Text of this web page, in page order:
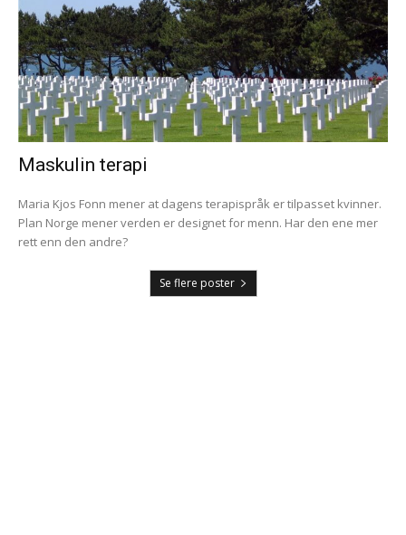
Maskulin terapi
Maria Kjos Fonn mener at dagens terapispråk er tilpasset kvinner.
Plan Norge mener verden er designet for menn. Har den ene mer
rett enn den andre?
Se flere poster